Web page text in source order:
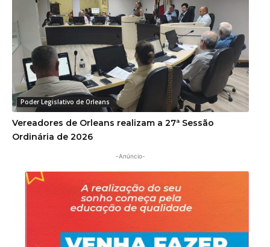
Poder Legislativo de Orleans
Vereadores de Orleans realizam a 27ª Sessão
Ordinária de 2026
-Anúncio-